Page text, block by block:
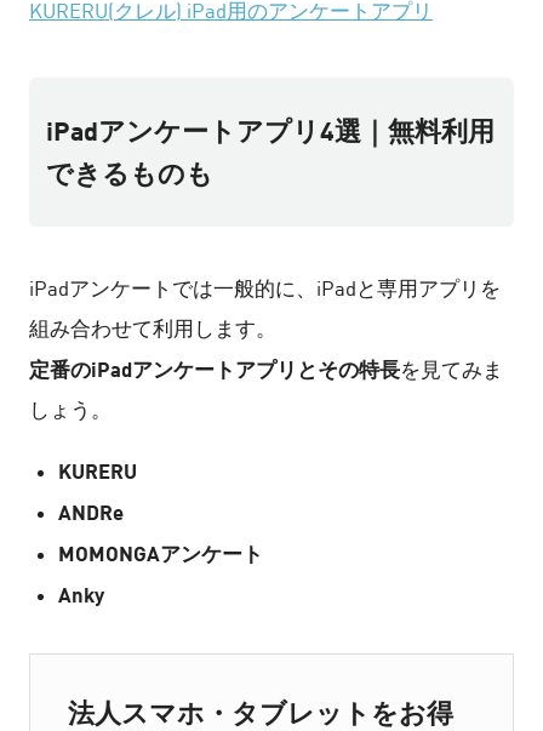
KURERU(クレル) iPad用のアンケートアプリ
iPadアンケートアプリ4選｜無料利用
できるものも
iPadアンケートでは一般的に、iPadと専用アプリを
組み合わせて利用します。
定番のiPadアンケートアプリとその特長を見てみま
しょう。
KURERU
ANDRe
MOMONGAアンケート
Anky
法人スマホ・タブレットをお得